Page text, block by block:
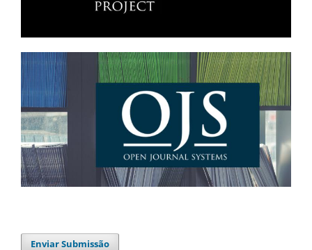
Enviar Submissão